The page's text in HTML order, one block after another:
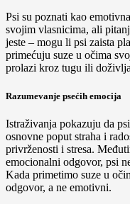
Psi su poznati kao
svojim vlasnicima, ali
jeste – mogu li psi zaista
primećuju suze u očima
prolazi kroz tugu ili
Razumevanje psećih emocija
Istraživanja pokazuju da
osnovne poput straha i
privrženosti i stresa.
emocionalni odgovor, psi
Kada primetimo suze u
odgovor, a ne emotivni.